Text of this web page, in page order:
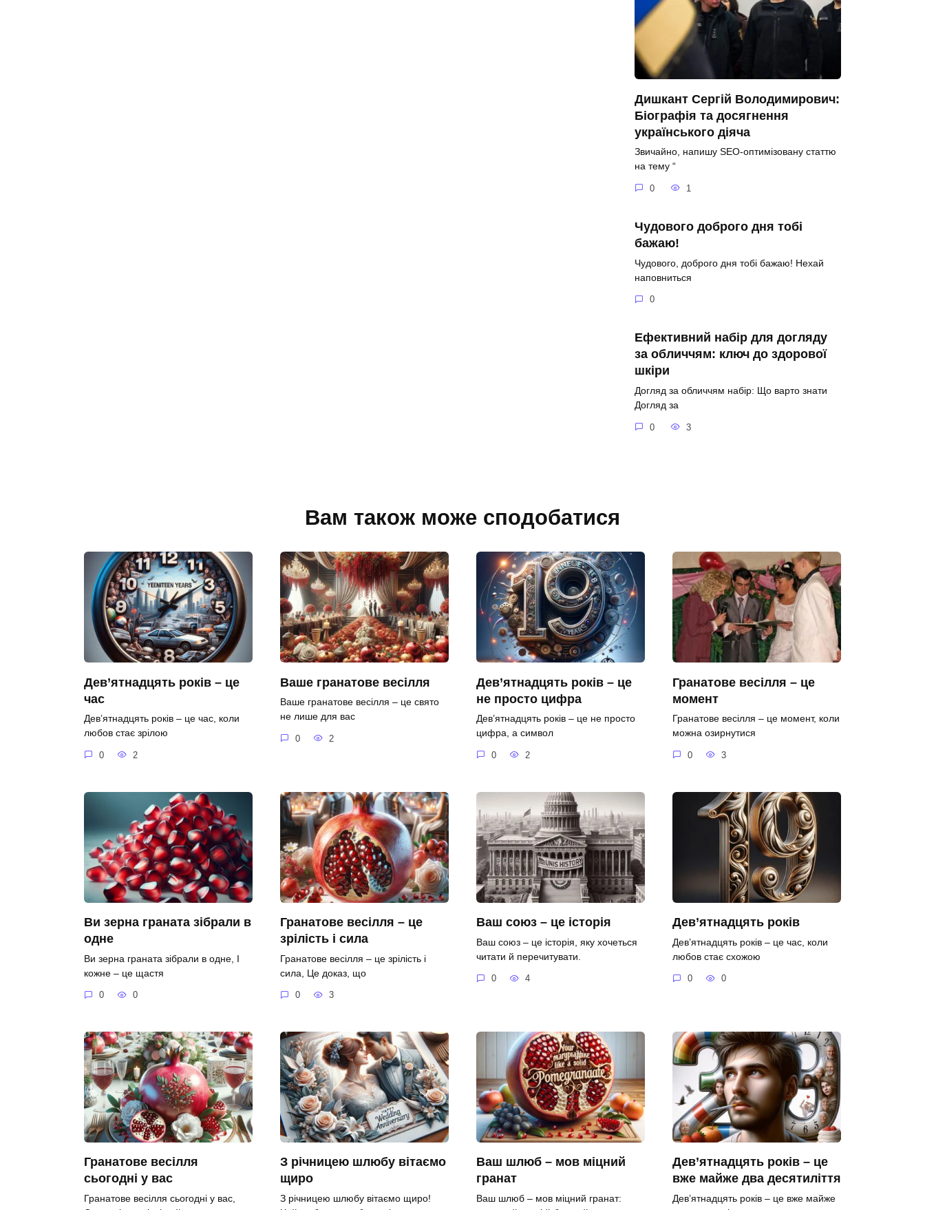
Дишкант Сергій Володимирович:
Біографія та досягнення
українського діяча
Звичайно, напишу SEO-оптимізовану статтю
на тему “
0 1
Чудового доброго дня тобі
бажаю!
Чудового, доброго дня тобі бажаю! Нехай
наповниться
0
Ефективний набір для догляду
за обличчям: ключ до здорової
шкіри
Догляд за обличчям набір: Що варто знати
Догляд за
0 3
Вам також може сподобатися
Дев’ятнадцять років – це
час
Дев’ятнадцять років – це час, коли
любов стає зрілою
0 2
Ваше гранатове весілля
Ваше гранатове весілля – це свято
не лише для вас
0 2
Дев’ятнадцять років – це
не просто цифра
Дев’ятнадцять років – це не просто
цифра, а символ
0 2
Гранатове весілля – це
момент
Гранатове весілля – це момент, коли
можна озирнутися
0 3
Ви зерна граната зібрали в
одне
Ви зерна граната зібрали в одне, І
кожне – це щастя
0 0
Гранатове весілля – це
зрілість і сила
Гранатове весілля – це зрілість і
сила, Це доказ, що
0 3
Ваш союз – це історія
Ваш союз – це історія, яку хочеться
читати й перечитувати.
0 4
Дев’ятнадцять років
Дев’ятнадцять років – це час, коли
любов стає схожою
0 0
Гранатове весілля
сьогодні у вас
Гранатове весілля сьогодні у вас,
З річницею шлюбу вітаємо
щиро
З річницею шлюбу вітаємо щиро!
Ваш шлюб – мов міцний
гранат
Ваш шлюб – мов міцний гранат:
Дев’ятнадцять років – це
вже майже два десятиліття
Дев’ятнадцять років – це вже майже